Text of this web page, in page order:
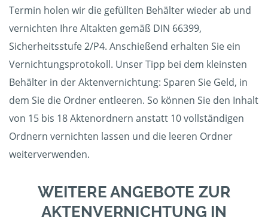
Termin holen wir die gefüllten Behälter wieder ab und
vernichten Ihre Altakten gemäß DIN 66399,
Sicherheitsstufe 2/P4. Anschießend erhalten Sie ein
Vernichtungsprotokoll. Unser Tipp bei dem kleinsten
Behälter in der Aktenvernichtung: Sparen Sie Geld, in
dem Sie die Ordner entleeren. So können Sie den Inhalt
von 15 bis 18 Aktenordnern anstatt 10 vollständigen
Ordnern vernichten lassen und die leeren Ordner
weiterverwenden.
WEITERE ANGEBOTE ZUR
AKTENVERNICHTUNG IN